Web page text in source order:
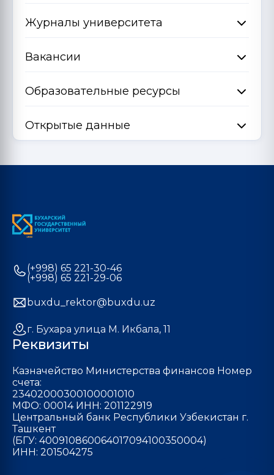
Журналы университета
Вакансии
Образовательные ресурсы
Открытые данные
(+998) 65 221-30-46
(+998) 65 221-29-06
buxdu_rektor@buxdu.uz
г. Бухара улица М. Икбала, 11
Реквизиты
Казначейство Министерства финансов Номер
счета:
23402000300100001010
МФО: 00014 ИНН: 201122919
Центральный банк Республики Узбекистан г.
Ташкент
(БГУ: 400910860064017094100350004)
ИНН: 201504275